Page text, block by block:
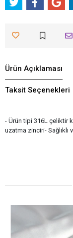
Ürün Açıklaması
Taksit Seçenekleri
- Ürün tipi 316L çeliktir
uzatma zinciri- Sağlıklı